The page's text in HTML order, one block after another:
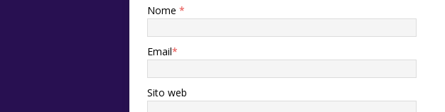
Nome *
Email*
Sito web